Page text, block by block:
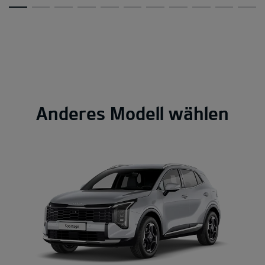
Anderes Modell wählen